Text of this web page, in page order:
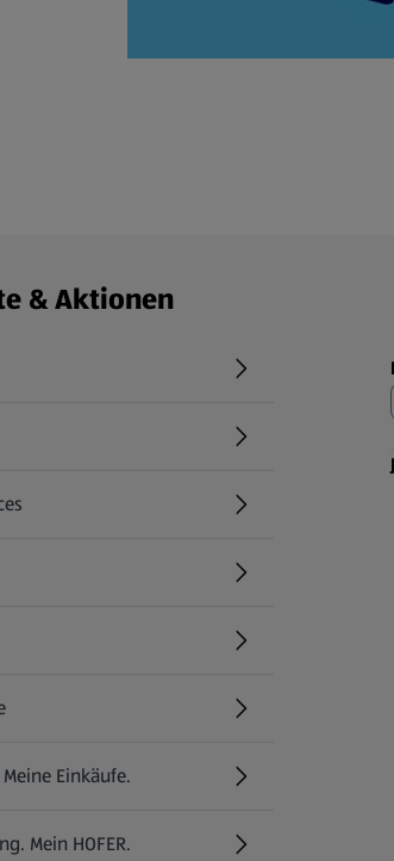
& Aktionen
Meine Einkäufe.
Mein HOFER.